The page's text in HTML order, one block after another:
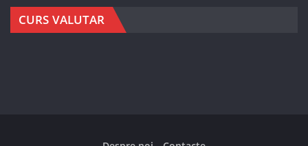
CURS VALUTAR